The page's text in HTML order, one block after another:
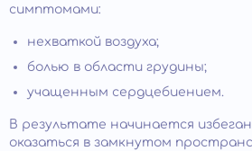
симптомами:
нехваткой воздуха;
болью в области грудины;
учащенным сердцебиением.
В результате начинается
оказаться в замкнутом